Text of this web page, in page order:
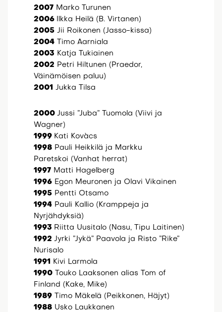
2007Marko Turunen
2006 Ilkka Heilä (B. Virtanen)
2005Jii Roikonen (Jasso-kissa)
2004Timo Aarniala
2003 Katja Tukiainen
2002 Petri Hiltunen (Praedor,
Väinämöisen paluu)
2001 Jukka Tilsa
2000 Jussi ”Juba” Tuomola (Viivi ja
Wagner)
1999 Kati Kovàcs
1998Pauli Heikkilä ja Markku
Paretskoi (Vanhat herrat)
1997Matti Hagelberg
1996Egon Meuronen ja Olavi Vikainen
1995Pentti Otsamo
1994Pauli Kallio (Kramppeja ja
Nyrjähdyksiä)
1993 Riitta Uusitalo (Nasu, Tipu Laitinen)
1992 Jyrki ”Jykä” Paavola ja Risto ”Rike”
Nurisalo
1991 Kivi Larmola
1990Touko Laaksonen alias Tom of
Finland (Kake, Mike)
1989Timo Mäkelä (Peikkonen, Häjyt)
1988Usko Laukkanen